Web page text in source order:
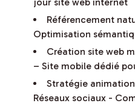
Référencement
Optimisation
Création site web
– Site mobile dédié
Stratégie
Réseaux sociaux -